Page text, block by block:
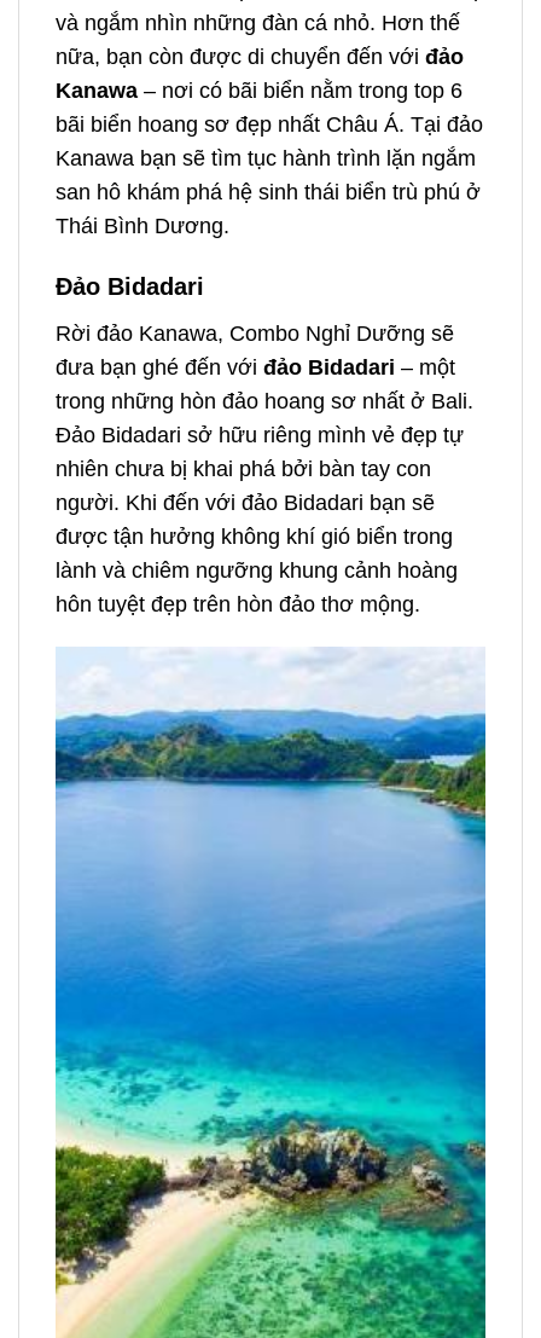
và ngắm nhìn những đàn cá nhỏ. Hơn thế
nữa, bạn còn được di chuyển đến với đảo
Kanawa – nơi có bãi biển nằm trong top 6
bãi biển hoang sơ đẹp nhất Châu Á. Tại đảo
Kanawa bạn sẽ tìm tục hành trình lặn ngắm
san hô khám phá hệ sinh thái biển trù phú ở
Thái Bình Dương.
Đảo Bidadari
Rời đảo Kanawa, Combo Nghỉ Dưỡng sẽ
đưa bạn ghé đến với đảo Bidadari – một
trong những hòn đảo hoang sơ nhất ở Bali.
Đảo Bidadari sở hữu riêng mình vẻ đẹp tự
nhiên chưa bị khai phá bởi bàn tay con
người. Khi đến với đảo Bidadari bạn sẽ
được tận hưởng không khí gió biển trong
lành và chiêm ngưỡng khung cảnh hoàng
hôn tuyệt đẹp trên hòn đảo thơ mộng.